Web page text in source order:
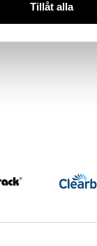
Tillåt alla